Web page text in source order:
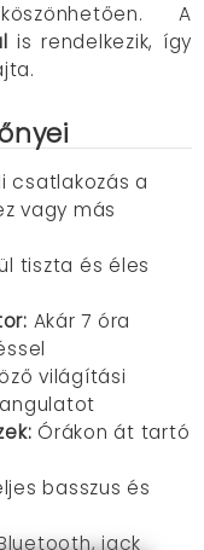
A
is rendelkezik, így
csatlakozás a
vagy más
tiszta és éles
Akár 7 óra
világítási
Órákon át tartó
basszus és
jack